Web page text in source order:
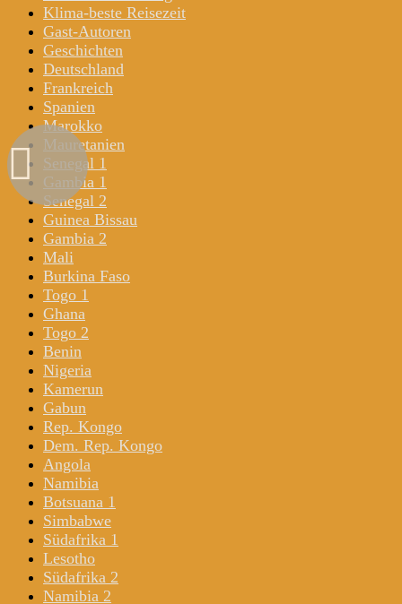
Klima-beste Reisezeit
Gast-Autoren
Geschichten
Deutschland
Frankreich
Spanien
Marokko
Mauretanien
Senegal 1
Gambia 1
Senegal 2
Guinea Bissau
Gambia 2
Mali
Burkina Faso
Togo 1
Ghana
Togo 2
Benin
Nigeria
Kamerun
Gabun
Rep. Kongo
Dem. Rep. Kongo
Angola
Namibia
Botsuana 1
Simbabwe
Südafrika 1
Lesotho
Südafrika 2
Namibia 2